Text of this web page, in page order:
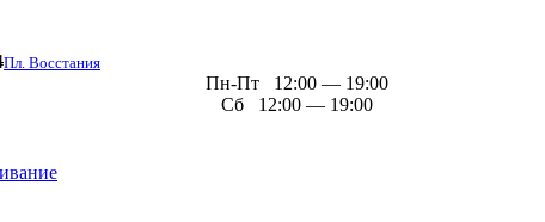
Пл. Восстания
Пн-Пт 12:00 — 19:00
Сб 12:00 — 19:00